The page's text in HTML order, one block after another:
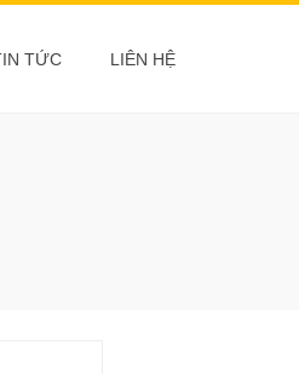
TỨC LIÊN HỆ